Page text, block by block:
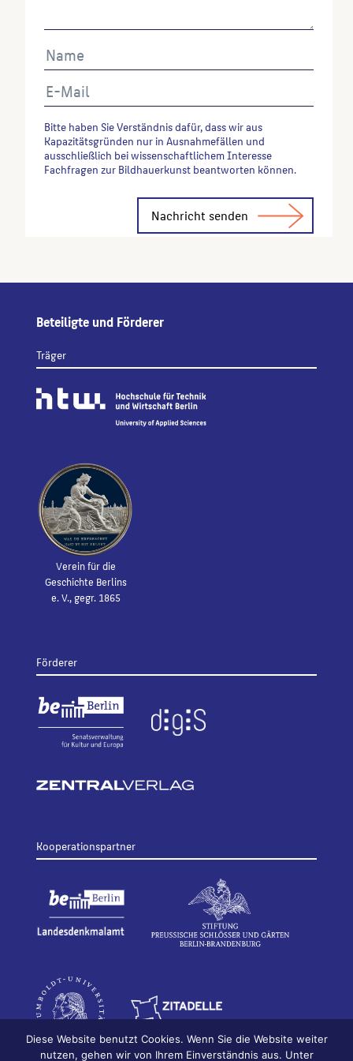
Bitte haben Sie Verständnis dafür, dass wir aus
Kapazitätsgründen nur in Ausnahmefällen und
ausschließlich bei wissenschaftlichem Interesse
Fachfragen zur Bildhauerkunst beantworten können.
Beteiligte und Förderer
Träger
Verein für die
Geschichte Berlins
e. V., gegr. 1865
Förderer
Kooperationspartner
Diese Website benutzt Cookies. Wenn Sie die Website weiter
nutzen, gehen wir von Ihrem Einverständnis aus. Unter